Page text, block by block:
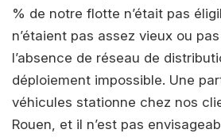
% de notre flotte n’était pas
n’étaient pas assez vieux ou
l’absence de réseau de
déploiement impossible. Une
véhicules stationne chez nos
Rouen, et il n’est pas